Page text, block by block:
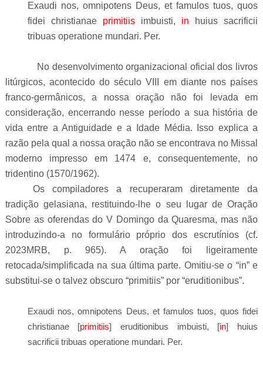
Exaudi nos, omnipotens Deus, et famulos tuos, quos
fidei christianae primitiisimbuisti, in huius sacrificii
tribuas operatione mundari. Per.
No desenvolvimento organizacional oficial dos livros
litúrgicos, acontecido do século VIII em diante nos países
franco-germânicos, a nossa oração não foi levada em
consideração, encerrando nesse período a sua história de
vida entre a Antiguidade e a Idade Média. Isso explica a
razão pela qual a nossa oração não se encontrava no Missal
moderno impresso em 1474 e, consequentemente, no
tridentino (1570/1962).
Os compiladores a recuperaram diretamente da
tradição gelasiana, restituindo-lhe o seu lugar de Oração
Sobre as oferendas do V Domingo da Quaresma, mas não
introduzindo-a no formulário próprio dos escrutínios (cf.
2023MRB, p. 965). A oração foi ligeiramente
retocada/simplificada na sua última parte. Omitiu-se o “in” e
substitui-se o talvez obscuro “primitiis” por “eruditionibus”.
Exaudi nos, omnipotens Deus, et famulos tuos, quos fidei
christianae [primitiis] eruditionibus imbuisti, [in] huius
sacrificii tribuas operatione mundari. Per.